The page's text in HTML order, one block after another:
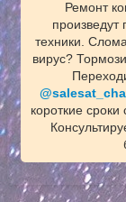
Ремонт
техники.
вирус?
короткие